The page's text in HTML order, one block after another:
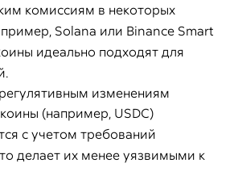
комиссиям в некоторых
Solana или Binance Smart
идеально подходят для
изменениям
(например, USDC)
с учетом требований
делает их менее уязвимыми к